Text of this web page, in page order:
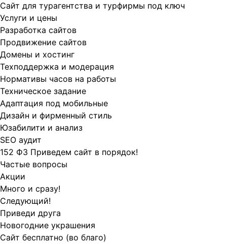
Сайт для турагентства и турфирмы под ключ
Услуги и цены
Разработка сайтов
Продвижение сайтов
Домены и хостинг
Техподдержка и модерация
Нормативы часов на работы
Техническое задание
Адаптация под мобильные
Дизайн и фирменный стиль
Юзабилити и анализ
SEO аудит
152 ФЗ Приведем сайт в порядок!
Частые вопросы
Акции
Много и сразу!
Следующий!
Приведи друга
Новогодние украшения
Сайт бесплатно (во благо)